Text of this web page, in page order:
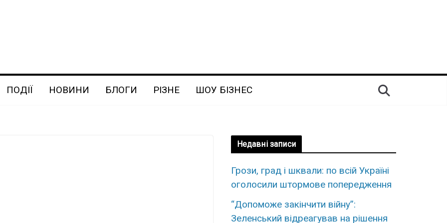
ПОДІЇ НОВИНИ БЛОГИ РІЗНЕ ШОУ БІЗНЕС
Недавні записи
Грози, град і шквали: по всій Україні
оголосили штормове попередження
“Допоможе закінчити війну”:
Зеленський відреагував на рішення